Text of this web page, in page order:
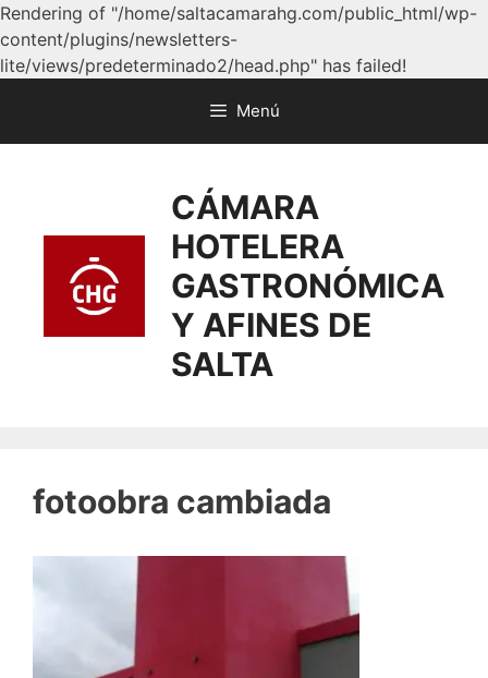
Rendering of "/home/saltacamarahg.com/public_html/wp-
content/plugins/newsletters-
lite/views/predeterminado2/head.php" has failed!
Menú
CÁMARA
HOTELERA
GASTRONÓMICA
Y AFINES DE
SALTA
fotoobra cambiada